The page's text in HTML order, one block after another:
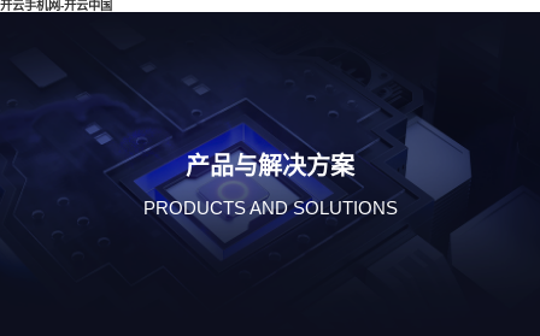
开云手机网-开云中国
产品与解决方案
PRODUCTS AND SOLUTIONS